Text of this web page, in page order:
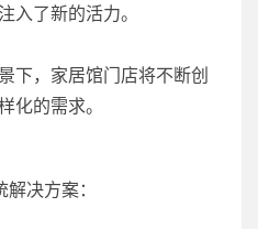
入了新的活力。
下，家居馆门店将不断创
化的需求。
决方案：